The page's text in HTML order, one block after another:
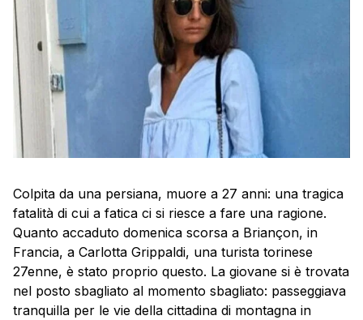
Colpita da una persiana, muore a 27 anni: una tragica
fatalità di cui a fatica ci si riesce a fare una ragione.
Quanto accaduto domenica scorsa a Briançon, in
Francia, a Carlotta Grippaldi, una turista torinese
27enne, è stato proprio questo. La giovane si è trovata
nel posto sbagliato al momento sbagliato: passeggiava
tranquilla per le vie della cittadina di montagna in